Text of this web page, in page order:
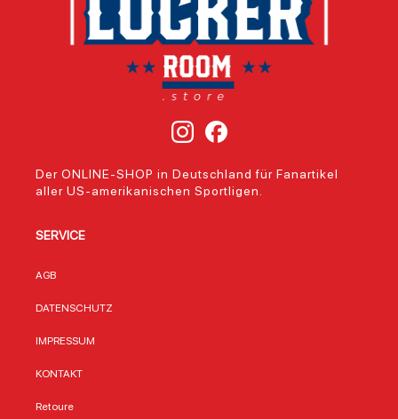
Der ONLINE-SHOP in Deutschland für Fanartikel
aller US-amerikanischen Sportligen.
SERVICE
AGB
DATENSCHUTZ
IMPRESSUM
KONTAKT
Retoure